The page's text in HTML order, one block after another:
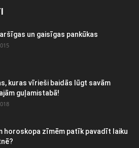
un gaisīgas pankūkas
kuras vīrieši baidās lūgt savām
guļamistabā!
horoskopa zīmēm patīk pavadīt laiku